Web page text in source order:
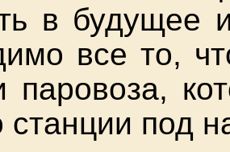
в
все то,
паровоза,
станции под